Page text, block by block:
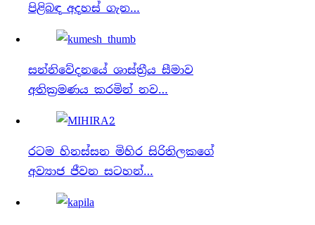
පිළිබඳ අදහස් ගැන…
සන්නිවේදනයේ ශාස්ත්‍රීය සීමාව
අතික්‍රමණය කරමින් නව…
රටම හිනස්සන මිහිර සිරිතිලකගේ
අව්‍යාජ ජීවන සටහන්…